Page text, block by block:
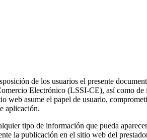
de los usuarios el presente
Electrónico (LSSI-CE), así como
web asume el papel de usuario,
aplicación.
tipo de información que pueda
la publicación en el sitio web del